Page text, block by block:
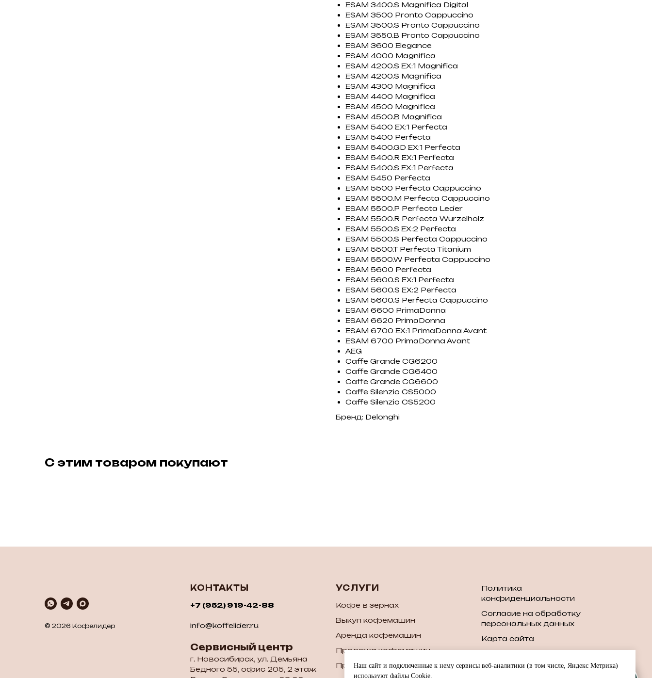
ESAM 3400.S Magnifica Digital
ESAM 3500 Pronto Cappuccino
ESAM 3500.S Pronto Cappuccino
ESAM 3550.B Pronto Cappuccino
ESAM 3600 Elegance
ESAM 4000 Magnifica
ESAM 4200.S EX:1 Magnifica
ESAM 4200.S Magnifica
ESAM 4300 Magnifica
ESAM 4400 Magnifica
ESAM 4500 Magnifica
ESAM 4500.B Magnifica
ESAM 5400 EX:1 Perfecta
ESAM 5400 Perfecta
ESAM 5400.GD EX:1 Perfecta
ESAM 5400.R EX:1 Perfecta
ESAM 5400.S EX:1 Perfecta
ESAM 5450 Perfecta
ESAM 5500 Perfecta Cappuccino
ESAM 5500.M Perfecta Cappuccino
ESAM 5500.P Perfecta Leder
ESAM 5500.R Perfecta Wurzelholz
ESAM 5500.S EX:2 Perfecta
ESAM 5500.S Perfecta Cappuccino
ESAM 5500.T Perfecta Titanium
ESAM 5500.W Perfecta Cappuccino
ESAM 5600 Perfecta
ESAM 5600.S EX:1 Perfecta
ESAM 5600.S EX:2 Perfecta
ESAM 5600.S Perfecta Cappuccino
ESAM 6600 PrimaDonna
ESAM 6620 PrimaDonna
ESAM 6700 EX:1 PrimaDonna Avant
ESAM 6700 PrimaDonna Avant
AEG
Caffe Grande CG6200
Caffe Grande CG6400
Caffe Grande CG6600
Caffe Silenzio CS5000
Caffe Silenzio CS5200
Бренд: Delonghi
С этим товаром покупают
© 2026 Кофелидер
КОНТАКТЫ
+7 (952) 919-42-88
info@koffelider.ru
Сервисный центр
г. Новосибирск, ул. Демьяна
Бедного 55, офис 205, 2 этаж
УСЛУГИ
Кофе в зернах
Выкуп кофемашин
Аренда кофемашин
Продажа кофемашин
Продажа б/у кофемашин
Политика
конфиденциальности
Согласие на обработку
персональных данных
Карта сайта
Наш сайт и подключенные к нему сервисы веб-аналитики (в том числе, Яндекс Метрика)
используют файлы Cookie.